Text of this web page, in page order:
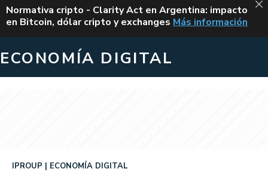
ALERTA
Normativa cripto - Clarity Act en Argentina: impacto
en Bitcoin, dólar cripto y exchanges CLARITY ACT EN
Más información
ECONOMÍA DIGITAL
IPROUP ECONOMÍA DIGITAL